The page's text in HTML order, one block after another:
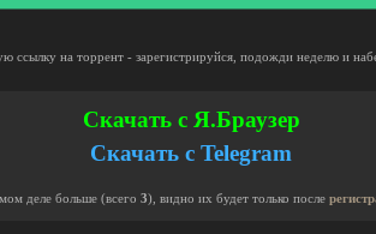
ссылку на торрент - зарегистрируйся, подожди неделю и
Скачать с Я.Браузер
Скачать с Telegram
деле больше (всего 3), видно их будет только после